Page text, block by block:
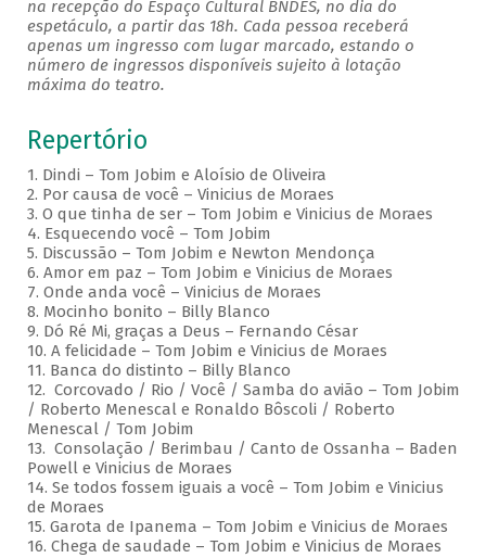
na recepção do Espaço Cultural BNDES, no dia do
espetáculo, a partir das 18h. Cada pessoa receberá
apenas um ingresso com lugar marcado, estando o
número de ingressos disponíveis sujeito à lotação
máxima do teatro.
Repertório
1. Dindi – Tom Jobim e Aloísio de Oliveira
2. Por causa de você – Vinicius de Moraes
3. O que tinha de ser – Tom Jobim e Vinicius de Moraes
4. Esquecendo você – Tom Jobim
5. Discussão – Tom Jobim e Newton Mendonça
6. Amor em paz – Tom Jobim e Vinicius de Moraes
7. Onde anda você – Vinicius de Moraes
8. Mocinho bonito – Billy Blanco
9. Dó Ré Mi, graças a Deus – Fernando César
10. A felicidade – Tom Jobim e Vinicius de Moraes
11. Banca do distinto – Billy Blanco
12. Corcovado / Rio / Você / Samba do avião – Tom Jobim
/ Roberto Menescal e Ronaldo Bôscoli / Roberto
Menescal / Tom Jobim
13. Consolação / Berimbau / Canto de Ossanha – Baden
Powell e Vinicius de Moraes
14. Se todos fossem iguais a você – Tom Jobim e Vinicius
de Moraes
15. Garota de Ipanema – Tom Jobim e Vinicius de Moraes
16. Chega de saudade – Tom Jobim e Vinicius de Moraes